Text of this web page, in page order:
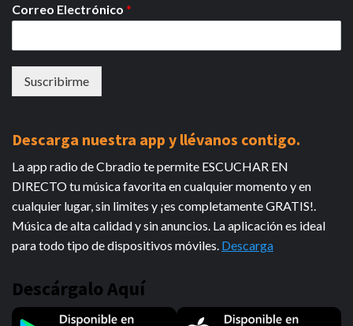
Correo Electrónico *
Suscribirme
Descarga nuestra app y llévanos contigo.
La app radio de Cbradio te permite ESCUCHAR EN
DIRECTO tu música favorita en cualquier momento y en
cualquier lugar, sin limites y ¡es completamente GRATIS!.
Música de alta calidad y sin anuncios. La aplicación es ideal
para todo tipo de dispositivos móviles. Descarga
Descárgalo Aquí